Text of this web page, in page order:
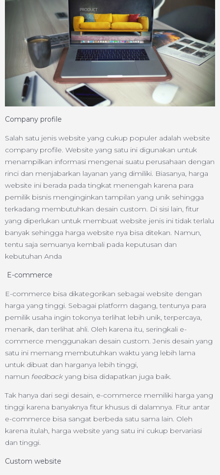
Company profile
Salah satu jenis website yang cukup populer adalah website
company profile. Website yang satu ini digunakan untuk
menampilkan informasi mengenai suatu perusahaan dengan
rinci dan menjabarkan layanan yang dimiliki. Biasanya, harga
website ini berada pada tingkat menengah karena para
pemilik bisnis menginginkan tampilan yang unik sehingga
terkadang membutuhkan desain custom. Di sisi lain, fitur
yang diperlukan untuk membuat website jenis ini tidak terlalu
banyak sehingga harga website nya bisa ditekan. Namun,
tentu saja semuanya kembali pada keputusan dan
kebutuhan Anda
E-commerce
E-commerce bisa dikategorikan sebagai website dengan
harga yang tinggi. Sebagai platform dagang, tentunya para
pemilik usaha ingin tokonya terlihat lebih unik, terpercaya,
menarik, dan terlihat ahli. Oleh karena itu, seringkali e-
commerce menggunakan desain custom. Jenis desain yang
satu ini memang membutuhkan waktu yang lebih lama
untuk dibuat dan harganya lebih tinggi,
namun feedback yang bisa didapatkan juga baik.
Tak hanya dari segi desain, e-commerce memiliki harga yang
tinggi karena banyaknya fitur khusus di dalamnya. Fitur antar
e-commerce bisa sangat berbeda satu sama lain. Oleh
karena itulah, harga website yang satu ini cukup bervariasi
dan tinggi.
Custom website